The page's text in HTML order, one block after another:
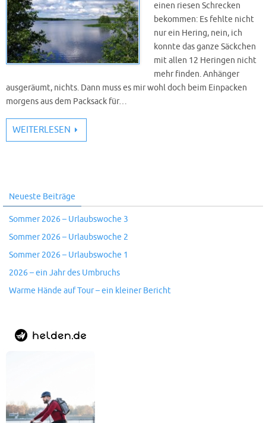
einen riesen Schrecken
bekommen: Es fehlte nicht
nur ein Hering, nein, ich
konnte das ganze Säckchen
mit allen 12 Heringen nicht
mehr finden. Anhänger
ausgeräumt, nichts. Dann muss es mir wohl doch beim Einpacken
morgens aus dem Packsack für…
WEITERLESEN
Neueste Beiträge
Sommer 2026 – Urlaubswoche 3
Sommer 2026 – Urlaubswoche 2
Sommer 2026 – Urlaubswoche 1
2026 – ein Jahr des Umbruchs
Warme Hände auf Tour – ein kleiner Bericht